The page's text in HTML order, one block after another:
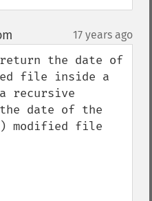
17 years ago
return the date of
file inside a
recursive
date of the
modified file